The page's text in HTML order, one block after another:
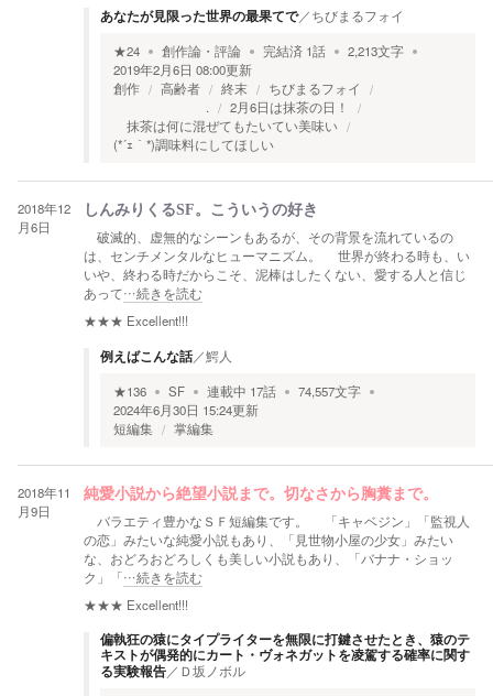
あなたが見限った世界の最果てで／ちびまるフォイ
★24 創作論・評論 完結済 1話 2,213文字
2019年2月6日 08:00更新
創作
高齢者 終末
ちびまるフォイ
.
2月6日は抹茶の日！
抹茶は何に混ぜてもたいてい美味い
(*´ｪ｀*)調味料にしてほしい
2018年12
月6日
しんみりくるSF。こういうの好き
破滅的、虚無的なシーンもあるが、その背景を流れているの
は、センチメンタルなヒューマニズム。 世界が終わる時も、い
いや、終わる時だからこそ、泥棒はしたくない、愛する人と信じ
あって…続きを読む
★★★ Excellent!!!
例えばこんな話／鰐人
★136 SF 連載中 17話 74,557文字
2024年6月30日 15:24更新
短編集
掌編集
2018年11
月9日
純愛小説から絶望小説まで。切なさから胸糞まで。
バラエティ豊かなＳＦ短編集です。 「キャベジン」「監視人
の恋」みたいな純愛小説もあり、「見世物小屋の少女」みたい
な、おどろおどろしくも美しい小説もあり、「バナナ・ショッ
ク」「…続きを読む
★★★ Excellent!!!
偏執狂の猿にタイプライターを無限に打鍵させたとき、猿のテ
キストが偶発的にカート・ヴォネガットを凌駕する確率に関す
る実験報告／ Ｄ坂ノボル